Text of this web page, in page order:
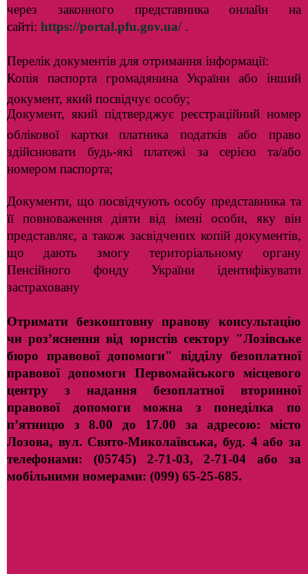
через законного представника онлайн на
сайті: https://portal.pfu.gov.ua/.
Перелік документів для отримання інформації:
Копія паспорта громадянина України або інший
документ, який посвідчує особу;
Документ, який підтверджує реєстраційний номер
облікової картки платника податків або право
здійснювати будь-які платежі за серією та/або
номером паспорта;
Документи, що посвідчують особу представника та
її повноваження діяти від імені особи, яку він
представляє, а також засвідчених копій документів,
що дають змогу територіальному органу
Пенсійного фонду України ідентифікувати
застраховану
Отримати безкоштовну правову консультацію
чи роз’яснення від юристів сектору "Лозівське
бюро правової допомоги" відділу безоплатної
правової допомоги Первомайського місцевого
центру з надання безоплатної вторинної
правової допомоги можна з понеділка по
п’ятницю з 8.00 до 17.00 за адресою: місто
Лозова, вул. Свято-Миколаївська, буд. 4 або за
телефонами: (05745) 2-71-03, 2-71-04 або за
мобільними номерами: (099) 65-25-685.